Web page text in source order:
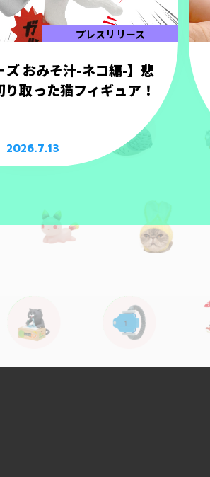
プレスリリース
ズ おみそ汁-ネコ編-】悲
取った猫フィギュア！
2026.7.13